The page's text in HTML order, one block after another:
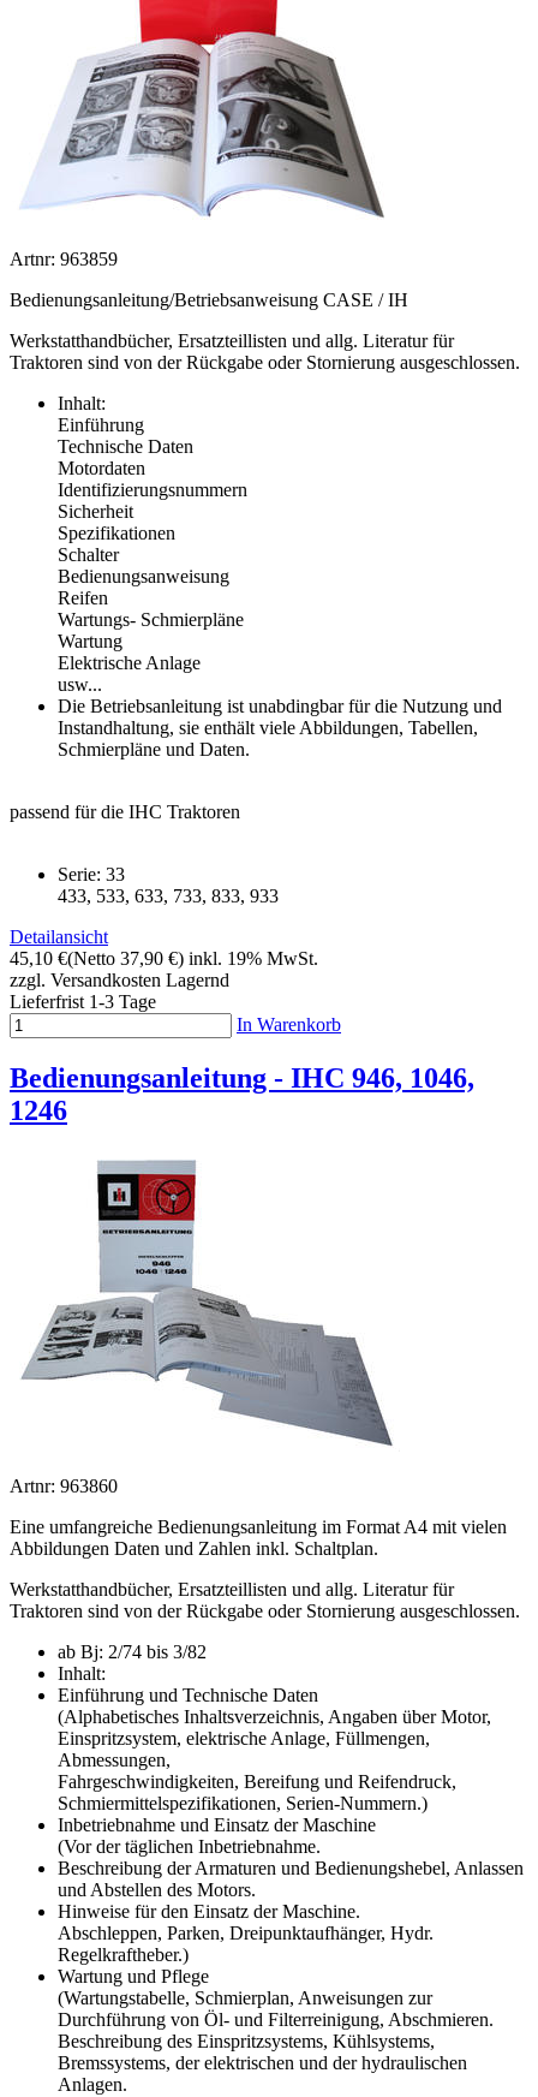
Artnr: 963859
Bedienungsanleitung/Betriebsanweisung CASE / IH
Werkstatthandbücher, Ersatzteillisten und allg. Literatur für
Traktoren sind von der Rückgabe oder Stornierung ausgeschlossen.
Inhalt:
Einführung
Technische Daten
Motordaten
Identifizierungsnummern
Sicherheit
Spezifikationen
Schalter
Bedienungsanweisung
Reifen
Wartungs- Schmierpläne
Wartung
Elektrische Anlage
usw...
Die Betriebsanleitung ist unabdingbar für die Nutzung und
Instandhaltung, sie enthält viele Abbildungen, Tabellen,
Schmierpläne und Daten.
passend für die IHC Traktoren
Serie: 33
433, 533, 633, 733, 833, 933
Detailansicht
45,10 €(Netto 37,90 €) inkl. 19% MwSt.
zzgl. Versandkosten Lagernd
Lieferfrist 1-3 Tage
In Warenkorb
Bedienungsanleitung - IHC 946, 1046,
1246
Artnr: 963860
Eine umfangreiche Bedienungsanleitung im Format A4 mit vielen
Abbildungen Daten und Zahlen inkl. Schaltplan.
Werkstatthandbücher, Ersatzteillisten und allg. Literatur für
Traktoren sind von der Rückgabe oder Stornierung ausgeschlossen.
ab Bj: 2/74 bis 3/82
Inhalt:
Einführung und Technische Daten
(Alphabetisches Inhaltsverzeichnis, Angaben über Motor,
Einspritzsystem, elektrische Anlage, Füllmengen,
Abmessungen,
Fahrgeschwindigkeiten, Bereifung und Reifendruck,
Schmiermittelspezifikationen, Serien-Nummern.)
Inbetriebnahme und Einsatz der Maschine
(Vor der täglichen Inbetriebnahme.
Beschreibung der Armaturen und Bedienungshebel, Anlassen
und Abstellen des Motors.
Hinweise für den Einsatz der Maschine.
Abschleppen, Parken, Dreipunktaufhänger, Hydr.
Regelkraftheber.)
Wartung und Pflege
(Wartungstabelle, Schmierplan, Anweisungen zur
Durchführung von Öl- und Filterreinigung, Abschmieren.
Beschreibung des Einspritzsystems, Kühlsystems,
Bremssystems, der elektrischen und der hydraulischen
Anlagen.